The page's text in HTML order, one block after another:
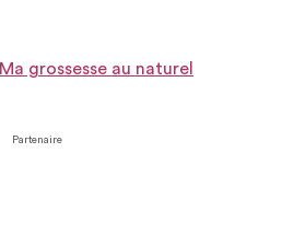
Ma grossesse au naturel
Partenaire